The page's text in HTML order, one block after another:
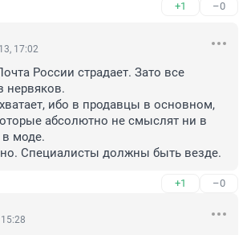
+1 –0
17:02
России страдает. Зато все
нервяков.
ибо в продавцы в основном,
абсолютно не смыслят ни в
в моде.
Специалисты должны быть везде.
+1 –0